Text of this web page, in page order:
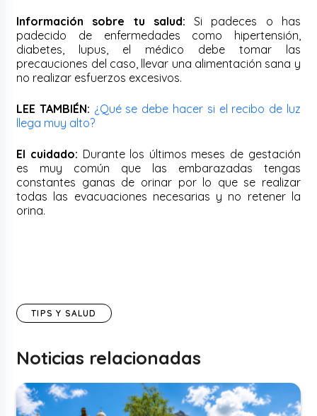
Información sobre tu salud: Si padeces o has
padecido de enfermedades como hipertensión,
diabetes, lupus, el médico debe tomar las
precauciones del caso, llevar una alimentación sana y
no realizar esfuerzos excesivos.
LEE TAMBIÉN: ¿Qué se debe hacer si el recibo de luz
llega muy alto?
El cuidado: Durante los últimos meses de gestación
es muy común que las embarazadas tengas
constantes ganas de orinar por lo que se realizar
todas las evacuaciones necesarias y no retener la
orina.
TIPS Y SALUD
Noticias relacionadas